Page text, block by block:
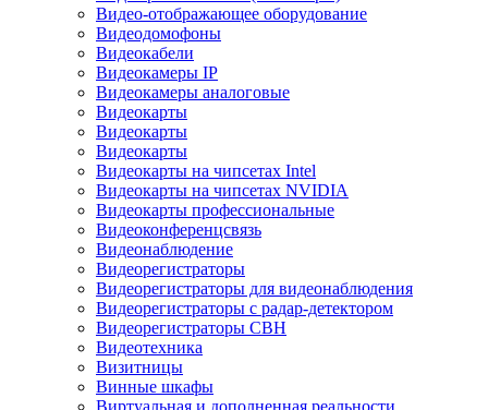
Видео-отображающее оборудование
Видеодомофоны
Видеокабели
Видеокамеры IP
Видеокамеры аналоговые
Видеокарты
Видеокарты
Видеокарты
Видеокарты на чипсетах Intel
Видеокарты на чипсетах NVIDIA
Видеокарты профессиональные
Видеоконференцсвязь
Видеонаблюдение
Видеорегистраторы
Видеорегистраторы для видеонаблюдения
Видеорегистраторы с радар-детектором
Видеорегистраторы СВН
Видеотехника
Визитницы
Винные шкафы
Виртуальная и дополненная реальности